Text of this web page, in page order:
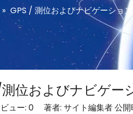
» GPS / 測位およびナビゲーショ
位およびナビゲー
ビュー: 0著者: サイト編集者 公開